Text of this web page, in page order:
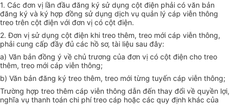
1. Các đơn vị lần đầu đăng ký sử dụng cột điện phải có văn bản
đăng ký và ký hợp đồng sử dụng dịch vụ quản lý cáp viễn thông
treo trên cột điện với đơn vị có cột điện.
2. Đơn vị sử dụng cột điện khi treo thêm, treo mới cáp viễn thông,
phải cung cấp đầy đủ các hồ sơ, tài liệu sau đây:
a) Văn bản đồng ý về chủ trương của đơn vị có cột điện cho treo
thêm, treo mới cáp viễn thông;
b) Văn bản đăng ký treo thêm, treo mới từng tuyến cáp viễn thông;
Trường hợp treo thêm cáp viễn thông dẫn đến thay đổi về quyền lợi,
nghĩa vụ thanh toán chi phí treo cáp hoặc các quy định khác của